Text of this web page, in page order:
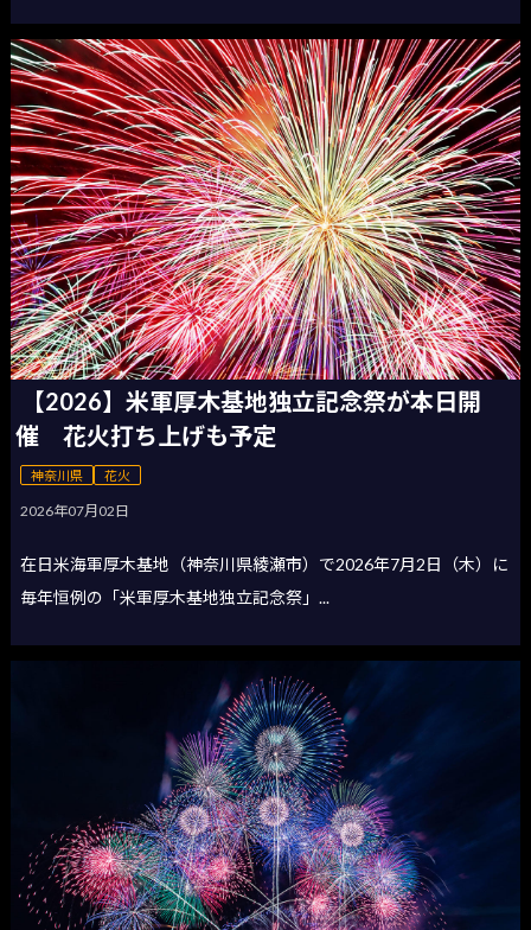
【2026】米軍厚木基地独立記念祭が本日開
催 花火打ち上げも予定
神奈川県 花火
2026年07月02日
在日米海軍厚木基地（神奈川県綾瀬市）で2026年7月2日（木）に
毎年恒例の「米軍厚木基地独立記念祭」...